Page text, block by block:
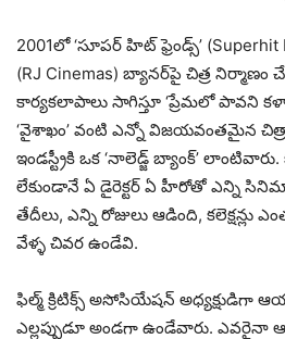
2001లో ‘సూపర్ హిట్ ఫ్రెండ్స్’
(RJ Cinemas) బ్యానర్‌పై చిత్ర నిర్మాణం
కార్యకలాపాలు సాగిస్తూ ‘ప్రేమలో పావని
‘వైశాఖం’ వంటి ఎన్నో విజయవంతమైన
ఇండస్ట్రీకి ఒక ‘నాలెడ్జ్ బ్యాంక్’
లేకుండానే ఏ డైరెక్టర్ ఏ హీరోతో ఎన్ని
తేదీలు, ఎన్ని రోజులు ఆడింది,
వేళ్ళ చివర ఉండేవి.
ఫిల్మ్ క్రిటిక్స్ అసోసియేషన్ అధ్యక్షుడిగా
ఎల్లప్పుడూ అండగా ఉండేవారు. ఎవరైనా